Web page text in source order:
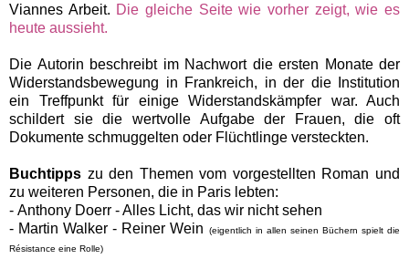
Viannes Arbeit. Die gleiche Seite wie vorher zeigt, wie es
heute aussieht.
Die Autorin beschreibt im Nachwort die ersten Monate der
Widerstandsbewegung in Frankreich, in der die Institution
ein Treffpunkt für einige Widerstandskämpfer war. Auch
schildert sie die wertvolle Aufgabe der Frauen, die oft
Dokumente schmuggelten oder Flüchtlinge versteckten.
Buchtipps zu den Themen vom vorgestellten Roman und
zu weiteren Personen, die in Paris lebten:
- Anthony Doerr - Alles Licht, das wir nicht sehen
- Martin Walker - Reiner Wein
(eigentlich in allen seinen Büchern spielt die
Résistance eine Rolle)